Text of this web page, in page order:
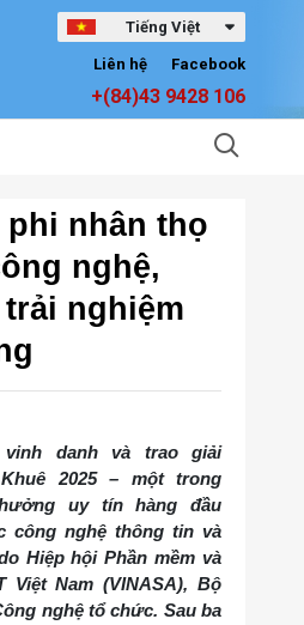
Tiếng Việt
Facebook
Liên hệ
+(84)43 9428 106
phi nhân thọ
nghệ,
nghiệm
danh và trao giải
2025 – một trong
uy tín hàng đầu
công nghệ thông tin và
Hiệp hội Phần mềm và
Việt Nam (VINASA), Bộ
nghệ tổ chức. Sau ba